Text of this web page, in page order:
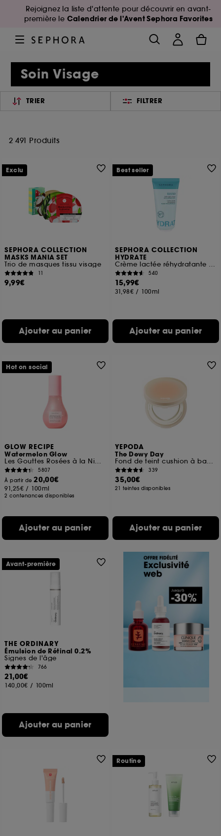
Rejoignez la liste d'attente pour découvrir en avant-
première le Calendrier de l'Avent Sephora Favorites
Soin Visage
TRIER FILTRER
2 491 Produits
SEPHORA COLLECTION
MASKS MANIA SET
Trio de masques tissu visage
11
9,99€
Ajouter au panier
Exclu
SEPHORA COLLECTION
HYDRATE
Crème lactée réhydratante à l'Acide hyaluronique
540
15,99€
31,98€ / 100ml
Ajouter au panier
Best seller
GLOW RECIPE
Watermelon Glow
Les Gouttes Rosées à la Niacinamide Jumbo
5807
À partir de20,00€
91,25€ / 100ml
2 contenances disponibles
Ajouter au panier
Hot on social
YEPODA
The Dewy Day
Fond de teint cushion à base de niacinamide, abricot et SPF 30
339
35,00€
21 teintes disponibles
Ajouter au panier
THE ORDINARY
Émulsion de Rétinal 0.2%
Signes de l'âge
766
21,00€
140,00€ / 100ml
Ajouter au panier
Avant-première
Routine